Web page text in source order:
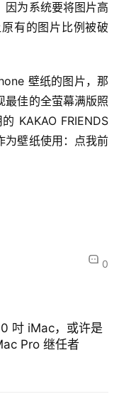
因为系统要将图片高
有的图片比例被破
壁纸的图片，那
最佳的全萤幕满版照
KAKAO FRIENDS
为壁纸使用：点我前
0
吋 iMac，或许是
Pro 继任者